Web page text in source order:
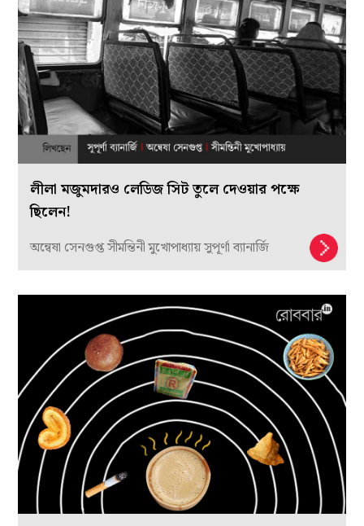
লীলা মজুমদারও লেডিজ সিট তুলে দেওয়ার পক্ষে
ছিলেন!
অন্বেষা সেনগুপ্ত সীমন্তিনী মুখোপাধ্যায় সুপূর্ণা ব্যানার্জি